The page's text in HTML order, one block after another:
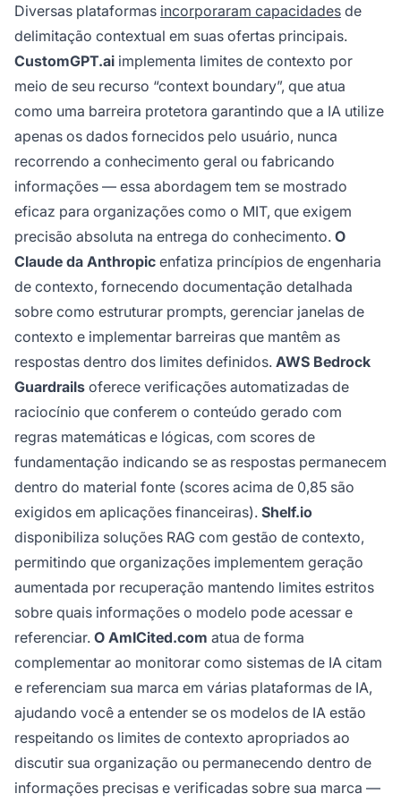
Diversas plataformas incorporaram capacidades de
delimitação contextual em suas ofertas principais.
CustomGPT.ai implementa limites de contexto por
meio de seu recurso “context boundary”, que atua
como uma barreira protetora garantindo que a IA utilize
apenas os dados fornecidos pelo usuário, nunca
recorrendo a conhecimento geral ou fabricando
informações — essa abordagem tem se mostrado
eficaz para organizações como o MIT, que exigem
precisão absoluta na entrega do conhecimento. O
Claude da Anthropic enfatiza princípios de engenharia
de contexto, fornecendo documentação detalhada
sobre como estruturar prompts, gerenciar janelas de
contexto e implementar barreiras que mantêm as
respostas dentro dos limites definidos. AWS Bedrock
Guardrails oferece verificações automatizadas de
raciocínio que conferem o conteúdo gerado com
regras matemáticas e lógicas, com scores de
fundamentação indicando se as respostas permanecem
dentro do material fonte (scores acima de 0,85 são
exigidos em aplicações financeiras). Shelf.io
disponibiliza soluções RAG com gestão de contexto,
permitindo que organizações implementem geração
aumentada por recuperação mantendo limites estritos
sobre quais informações o modelo pode acessar e
referenciar. O AmICited.com atua de forma
complementar ao monitorar como sistemas de IA citam
e referenciam sua marca em várias plataformas de IA,
ajudando você a entender se os modelos de IA estão
respeitando os limites de contexto apropriados ao
discutir sua organização ou permanecendo dentro de
informações precisas e verificadas sobre sua marca —